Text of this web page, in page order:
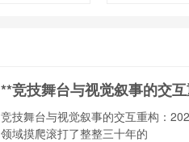
**竞技舞台与视觉叙事的交
竞技舞台与视觉叙事的交互重构：
领域摸爬滚打了整整三十年的